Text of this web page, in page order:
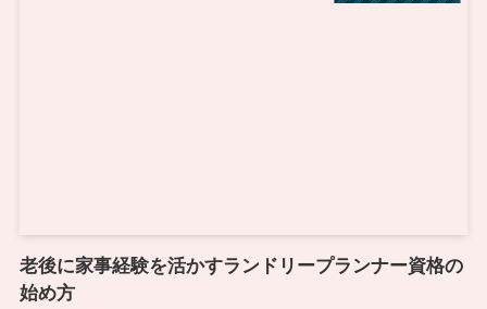
老後に家事経験を活かすランドリープランナー資格の
始め方